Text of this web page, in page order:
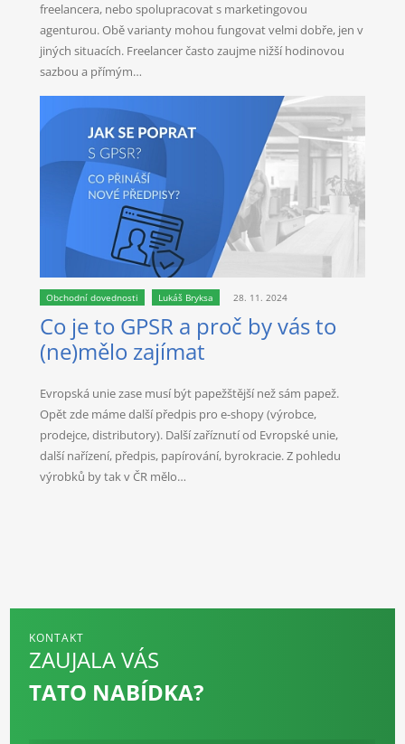
freelancera, nebo spolupracovat s marketingovou
agenturou. Obě varianty mohou fungovat velmi dobře, jen v
jiných situacích. Freelancer často zaujme nižší hodinovou
sazbou a přímým…
Obchodní dovednosti Lukáš Bryksa 28. 11. 2024
Co je to GPSR a proč by vás to
(ne)mělo zajímat
Evropská unie zase musí být papežštější než sám papež.
Opět zde máme další předpis pro e-shopy (výrobce,
prodejce, distributory). Další zaříznutí od Evropské unie,
další nařízení, předpis, papírování, byrokracie. Z pohledu
výrobků by tak v ČR mělo…
KONTAKT
ZAUJALA VÁS
TATO NABÍDKA?